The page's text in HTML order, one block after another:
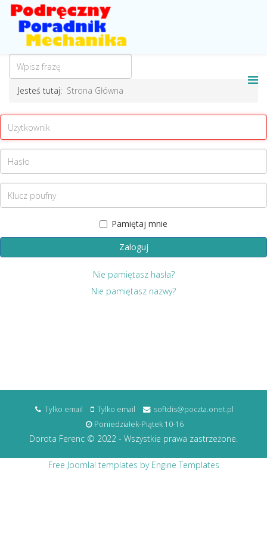
Jesteś tutaj: Strona Główna
Pamiętaj mnie
Zaloguj
Nie pamiętasz hasła?
Nie pamiętasz nazwy?
Tylko email Tylko email
softdis@poczta.onet.pl
Poniedziałek-Piątek 10-16
Dorota Ferenc © 2022 - Wszystkie prawa zastrzeżone.
Free Joomla! templates by Engine Templates